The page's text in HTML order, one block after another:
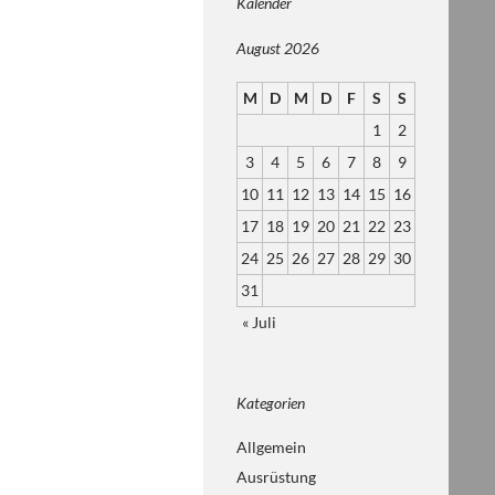
August 2026
M D M D F S
S
1
2
3
4 5 6 7 8
9
10 11 12 13 14 15 16
17 18 19 20 21 22 23
24 25 26 27 28 29 30
31
« Juli
Kategorien
Allgemein
Ausrüstung